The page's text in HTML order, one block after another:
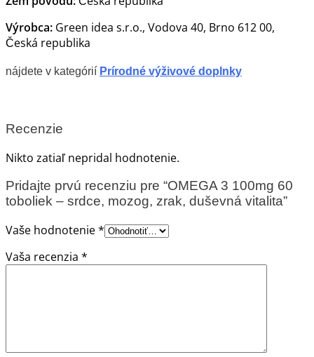
Výrobca: Green idea s.r.o., Vodova 40, Brno 612 00,
Česká republika
nájdete v kategórií Prírodné výživové doplnky
Recenzie
Nikto zatiaľ nepridal hodnotenie.
Pridajte prvú recenziu pre “OMEGA 3 100mg 60
toboliek – srdce, mozog, zrak, duševná vitalita”
Vaše hodnotenie*
Vaša recenzia *